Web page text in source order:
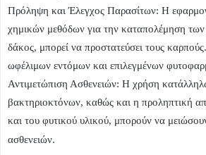
Πρόληψη και Έλεγχος Παρασίτων: Η
χημικών μεθόδων για την καταπολέμηση
δάκος, μπορεί να προστατεύσει τους
ωφέλιμων εντόμων και επιλεγμένων
Αντιμετώπιση Ασθενειών: Η χρήση
βακτηριοκτόνων, καθώς και η προληπτική
και του φυτικού υλικού, μπορούν να
ασθενειών.